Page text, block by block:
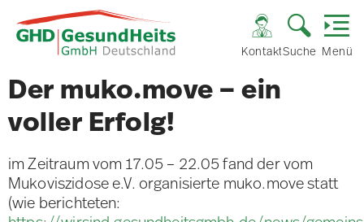
KontaktSuche Menü
Der muko.move – ein
voller Erfolg!
im Zeitraum vom 17.05 – 22.05 fand der vom
Mukoviszidose e.V. organisierte muko.move statt
(wie berichteten: